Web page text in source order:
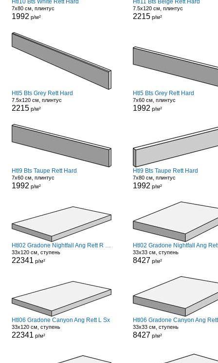
Htl10 Bts White Rett Hard
7x80 см, плинтус
1992 р/м²
Htl11 Bts Beige Rett Hard
7.5x120 см, плинтус
2215р/м²
Htl5 Bts Grey Rett Hard
7.5x120 см, плинтус
2215р/м²
Htl5 Bts Grey Rett Hard
7x60 см, плинтус
1992 р/м²
Htl9 Bts Taupe Rett Hard
7x60 см, плинтус
1992 р/м²
Htl9 Bts Taupe Rett Hard
7x80 см, плинтус
1992 р/м²
Htl02 Gradone Nightfall Ang Rett R Dx
33x120 см, ступень
22341 р/м²
33x33 см, ступень
8427 р/м²
Htl06 Gradone Canyon Ang Rett L Sx
33x120 см, ступень
22341 р/м²
Htl06 Gradone Canyon Ang
33x33 см, ступень
8427 р/м²